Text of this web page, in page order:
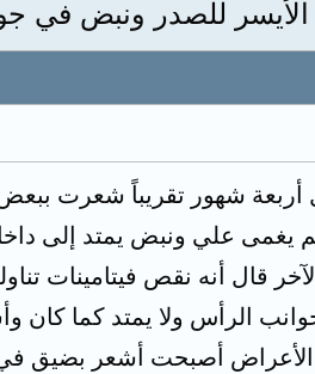
الأيسر للصدر ونبض في
18طالبة قبل أربعة شهور
لم يغمى علي ونبض يمتد
قال أنه نقص فيتامينات
الرأس ولا يمتد كما كان
أصبحت أشعر بضيق